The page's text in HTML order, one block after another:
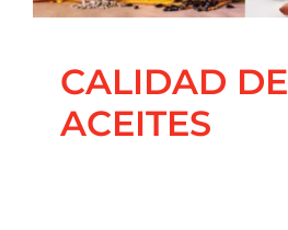
CALIDAD DE
ACEITES